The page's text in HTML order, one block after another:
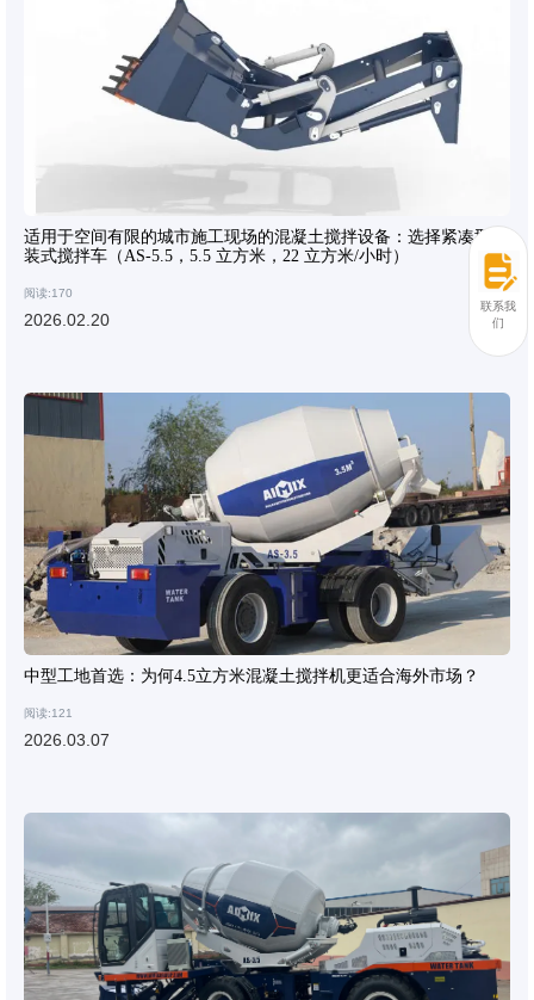
适用于空间有限的城市施工现场的混凝土搅拌设备：选择紧凑型自
装式搅拌车（AS-5.5，5.5 立方米，22 立方米/小时）
阅读:170
2026.02.20
中型工地首选：为何4.5立方米混凝土搅拌机更适合海外市场？
阅读:121
2026.03.07
联系我
们